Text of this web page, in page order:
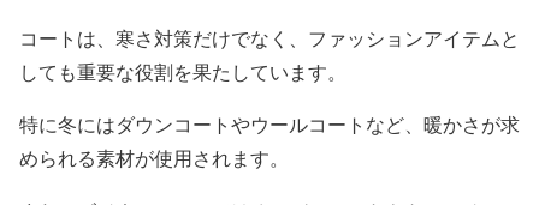
コートは、寒さ対策だけでなく、ファッションアイテムと
しても重要な役割を果たしています。
特に冬にはダウンコートやウールコートなど、暖かさが求
められる素材が使用されます。